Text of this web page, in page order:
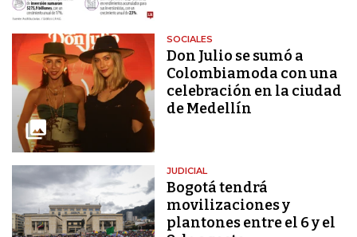
SOCIALES
Don Julio se sumó a
Colombiamoda con una
celebración en la ciudad
de Medellín
JUDICIAL
Bogotá tendrá
movilizaciones y
plantones entre el 6 y el